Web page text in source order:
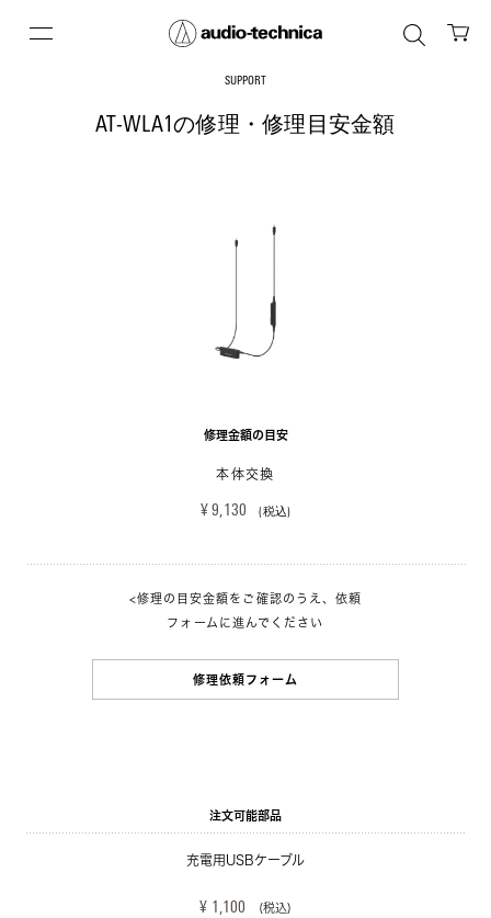
SUPPORT
AT-WLA1の修理・修理目安金額
修理金額の目安
本体交換
¥ 9,130 (税込)
<修理の目安金額をご確認のうえ、依頼
フォームに進んでください
修理依頼フォーム
注文可能部品
充電用USBケーブル
¥ 1,100 (税込)